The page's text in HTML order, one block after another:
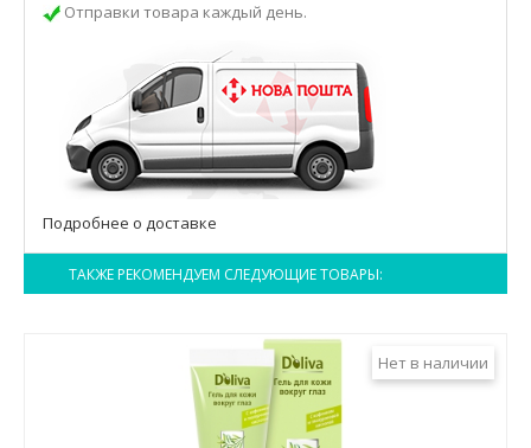
Отправки товара каждый день.
Подробнее о доставке
ТАКЖЕ РЕКОМЕНДУЕМ СЛЕДУЮЩИЕ ТОВАРЫ:
Нет в наличии